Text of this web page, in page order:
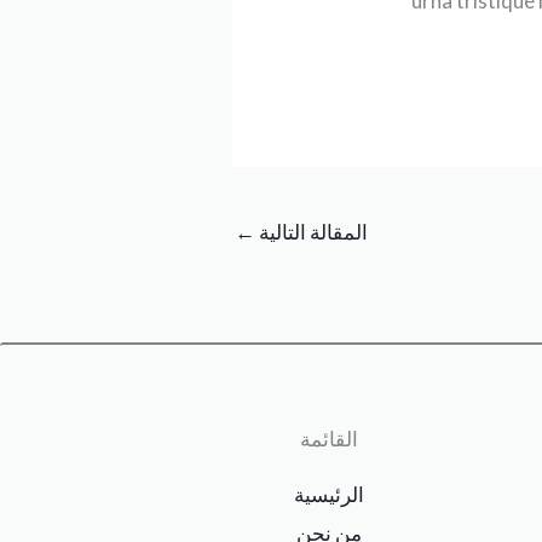
المقالة التالية ←
القائمة
الرئيسية
من نحن